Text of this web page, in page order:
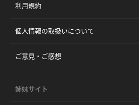
利用規約
個人情報の取扱いについて
ご意見・ご感想
姉妹サイト